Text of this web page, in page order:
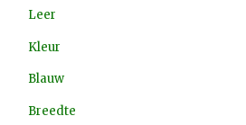
Leer
Kleur
Blauw
Breedte